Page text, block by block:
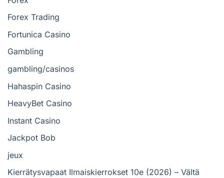
Forex Trading
Fortunica Casino
Gambling
gambling/casinos
Hahaspin Casino
HeavyBet Casino
Instant Casino
Jackpot Bob
jeux
Kierrätysvapaat Ilmaiskierrokset 10e (2026) – Vältä